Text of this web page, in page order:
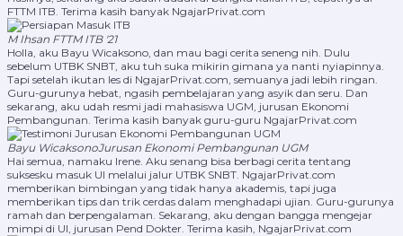
FTTM ITB. Terima kasih banyak NgajarPrivat.com
M Ihsan FTTM ITB '21
Holla, aku Bayu Wicaksono, dan mau bagi cerita seneng nih. Dulu
sebelum UTBK SNBT, aku tuh suka mikirin gimana ya nanti nyiapinnya.
Tapi setelah ikutan les di NgajarPrivat.com, semuanya jadi lebih ringan.
Guru-gurunya hebat, ngasih pembelajaran yang asyik dan seru. Dan
sekarang, aku udah resmi jadi mahasiswa UGM, jurusan Ekonomi
Pembangunan. Terima kasih banyak guru-guru NgajarPrivat.com
Bayu WicaksonoJurusan Ekonomi Pembangunan UGM
Hai semua, namaku Irene. Aku senang bisa berbagi cerita tentang
suksesku masuk UI melalui jalur UTBK SNBT. NgajarPrivat.com
memberikan bimbingan yang tidak hanya akademis, tapi juga
memberikan tips dan trik cerdas dalam menghadapi ujian. Guru-gurunya
ramah dan berpengalaman. Sekarang, aku dengan bangga mengejar
mimpi di UI, jurusan Pend Dokter. Terima kasih, NgajarPrivat.com